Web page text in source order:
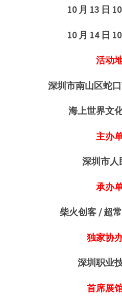
10 月 13 日
10 月 14 日
活动
深圳市南山区蛇
海上世界文
主办
深圳市人
承办
柴火创客 / 超
独家协
深圳职业
首席展